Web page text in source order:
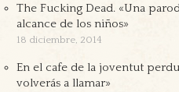
The Fucking Dead. «Una
alcance de los niños»
18 diciembre, 2014
En el cafe de la joventut
volverás a llamar»